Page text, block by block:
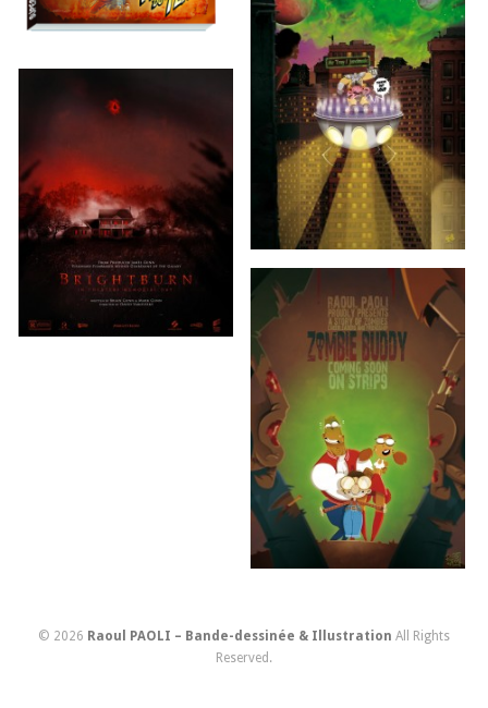
© 2026 Raoul PAOLI – Bande-dessinée & Illustration All Rights
Reserved.